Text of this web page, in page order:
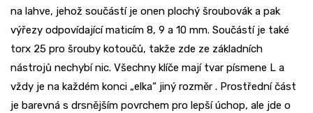
na lahve, jehož součástí je onen plochý šroubovák a pak
výřezy odpovídající maticím 8, 9 a 10 mm. Součástí je také
torx 25 pro šrouby kotoučů, takže zde ze základních
nástrojů nechybí nic. Všechny klíče mají tvar písmene L a
vždy je na každém konci „elka“ jiný rozměr . Prostřední část
je barevná s drsnějším povrchem pro lepší úchop, ale jde o